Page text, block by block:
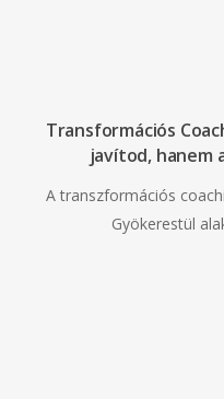
Transformációs
javítod,
A transzformációs
Gyökerestül